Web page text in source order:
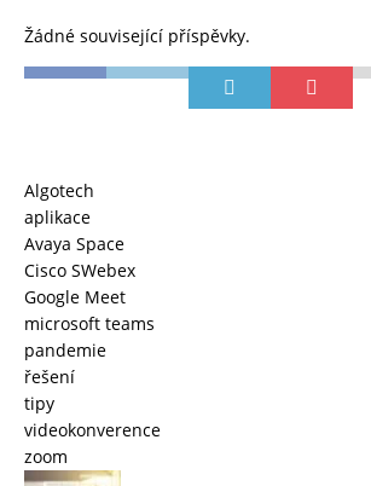
Žádné související příspěvky.
Algotech
aplikace
Avaya Space
Cisco SWebex
Google Meet
microsoft teams
pandemie
řešení
tipy
videokonverence
zoom